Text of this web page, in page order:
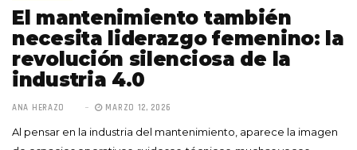
El mantenimiento también
necesita liderazgo femenino: la
revolución silenciosa de la
industria 4.0
ANA HERAZO MARZO 12, 2026
Al pensar en la industria del mantenimiento, aparece la imagen